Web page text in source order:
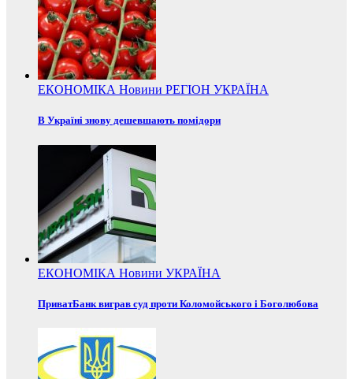
ЕКОНОМІКА Новини РЕГІОН УКРАЇНА
В Україні знову дешевшають помідори
ЕКОНОМІКА Новини УКРАЇНА
ПриватБанк виграв суд проти Коломойського і Боголюбова